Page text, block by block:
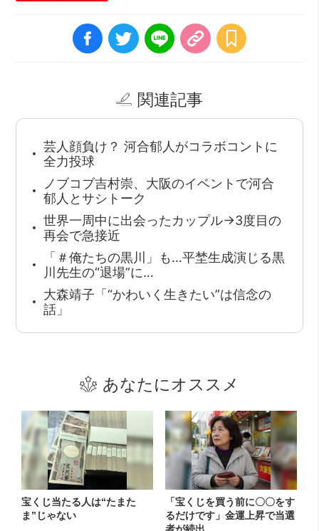
関連記事
芸人顔負け？ 河合郁人がコラボコントに
全力投球
ノブコブ吉村崇、大阪のイベントで河合
郁人とサシトーク
世界一周中に出会ったカップル→3度目の
再会で急接近
「＃俺たちの黒川」も…平埜生成演じる黒
川先生の“退場”に…
大森靖子「“かわいく生きたい”は信念の
話」
あなたにオススメ
宝くじ当たる人は“たまた
ま”じゃない
「宝くじを買う前に〇〇をす
るだけです」金運上昇で当選